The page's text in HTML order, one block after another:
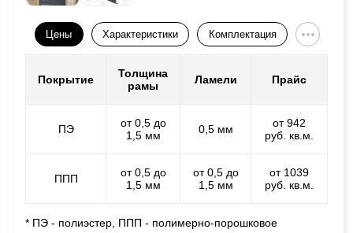
Цены Характеристики Комплектация
Покрытие
Толщина
рамы
Ламели Прайс
ПЭ
от 0,5 до
1,5 мм
0,5 мм
от 942
руб. кв.м.
ППП
от 0,5 до
1,5 мм
от 0,5 до
1,5 мм
от 1039
руб. кв.м.
* ПЭ - полиэстер, ППП - полимерно-порошковое